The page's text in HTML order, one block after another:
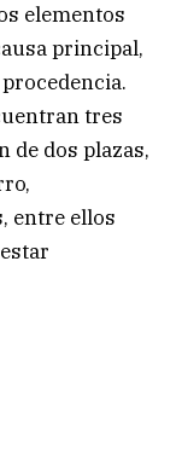
elementos
principal,
tres
de dos plazas,
entre ellos